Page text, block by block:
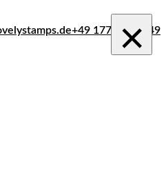
+49 177 242 1849
×